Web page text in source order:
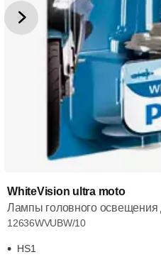
WhiteVision ultra moto
Лампы головного освещения
12636WVUBW/10
HS1